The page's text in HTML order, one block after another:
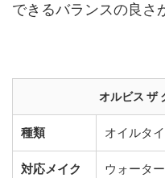
できるバランスの良さ
オルビス ザ
種類 オイルタ
対応メイク ウォータ